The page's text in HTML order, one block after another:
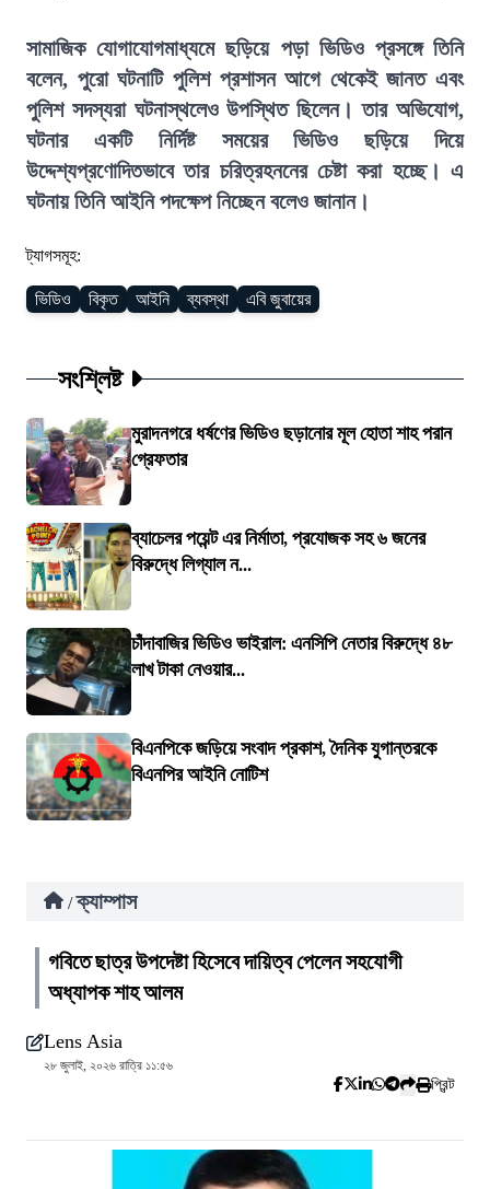
সামাজিক যোগাযোগমাধ্যমে ছড়িয়ে পড়া ভিডিও প্রসঙ্গে তিনি
বলেন, পুরো ঘটনাটি পুলিশ প্রশাসন আগে থেকেই জানত এবং
পুলিশ সদস্যরা ঘটনাস্থলেও উপস্থিত ছিলেন। তার অভিযোগ,
ঘটনার একটি নির্দিষ্ট সময়ের ভিডিও ছড়িয়ে দিয়ে
উদ্দেশ্যপ্রণোদিতভাবে তার চরিত্রহননের চেষ্টা করা হচ্ছে। এ
ঘটনায় তিনি আইনি পদক্ষেপ নিচ্ছেন বলেও জানান।
ট্যাগসমূহ:
ভিডিও বিকৃত আইনি ব্যবস্থা এবি জুবায়ের
সংশ্লিষ্ট
মুরাদনগরে ধর্ষণের ভিডিও ছড়ানোর মূল হোতা শাহ পরান
গ্রেফতার
ব্যাচেলর পয়েন্ট এর নির্মাতা, প্রযোজক সহ ৬ জনের
বিরুদ্ধে লিগ্যাল ন...
চাঁদাবাজির ভিডিও ভাইরাল: এনসিপি নেতার বিরুদ্ধে ৪৮
লাখ টাকা নেওয়ার...
বিএনপিকে জড়িয়ে সংবাদ প্রকাশ, দৈনিক যুগান্তরকে
বিএনপির আইনি নোটিশ
/ ক্যাম্পাস
গবিতে ছাত্র উপদেষ্টা হিসেবে দায়িত্ব পেলেন সহযোগী
অধ্যাপক শাহ আলম
Lens Asia
২৮ জুলাই, ২০২৬ রাত্রি ১১:৫৬
প্রিন্ট